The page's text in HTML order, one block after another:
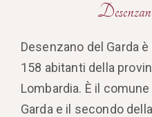
Desenzano del Garda
158 abitanti della
Lombardia. È il
Garda e il secondo